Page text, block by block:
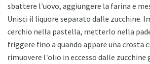
sbattere l'uovo, aggiungere la farina e
Unisci il liquore separato dalle zucchine.
cerchio nella pastella, metterlo nella
friggere fino a quando appare una crosta
rimuovere l'olio in eccesso dalle zucchine